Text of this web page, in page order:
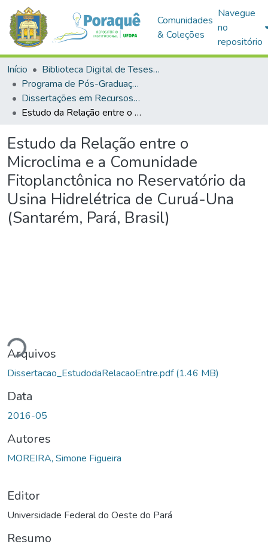
Comunidades
& Coleções
Navegue
no
repositório
Início
Biblioteca Digital de Teses e Dissertações (BDTD)
Programa de Pós-Graduação em Recursos Naturais da Amazônia (PPGRNA)
Dissertações em Recursos Naturais da Amazônia (Mestrado)
Estudo da Relação entre o Microclima e a Comunidade Fitoplanctônica no Reservatório da Usina Hidrelétrica de Curuá-Una (Santarém, Pará, Brasil)
Estudo da Relação entre o
Microclima e a Comunidade
Fitoplanctônica no Reservatório da
Usina Hidrelétrica de Curuá-Una
(Santarém, Pará, Brasil)
Arquivos
Dissertacao_EstudodaRelacaoEntre.pdf(1.46 MB)
Data
2016-05
Autores
MOREIRA, Simone Figueira
Editor
Universidade Federal do Oeste do Pará
Resumo